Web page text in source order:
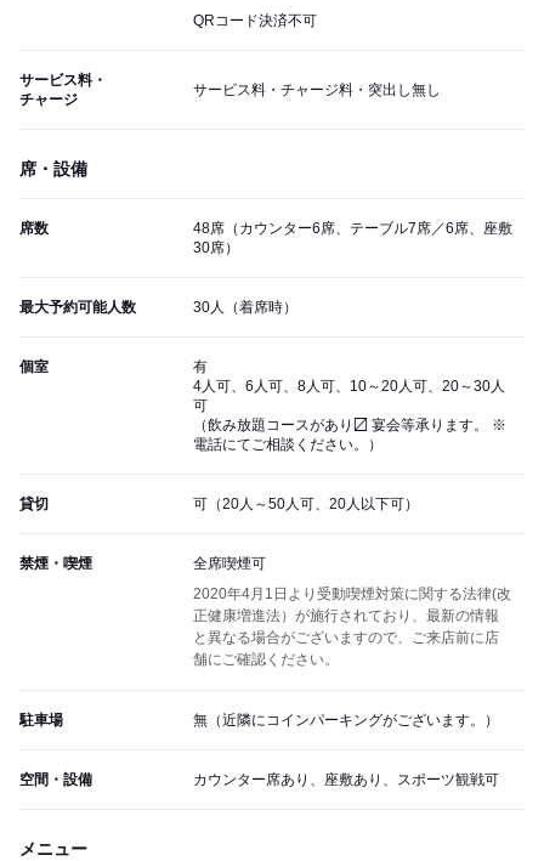
QRコード決済不可
サービス料・
チャージ
サービス料・チャージ料・突出し無し
席・設備
席数
48席（カウンター6席、テーブル7席／6席、座敷
30席）
最大予約可能人数 30人（着席時）
個室
有
4人可、6人可、8人可、10～20人可、20～30人
可
（飲み放題コースがあり〼 宴会等承ります。 ※
電話にてご相談ください。）
貸切 可（20人～50人可、20人以下可）
禁煙・喫煙
全席喫煙可
2020年4月1日より受動喫煙対策に関する法律(改
正健康増進法）が施行されており、最新の情報
と異なる場合がございますので、ご来店前に店
舗にご確認ください。
駐車場 無（近隣にコインパーキングがございます。）
空間・設備 カウンター席あり、座敷あり、スポーツ観戦可
メニュー